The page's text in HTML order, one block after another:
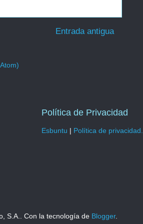
Entrada antigua
Política de Privacidad
Esbuntu | Política de privacidad.
S.A.. Con la tecnología de Blogger.